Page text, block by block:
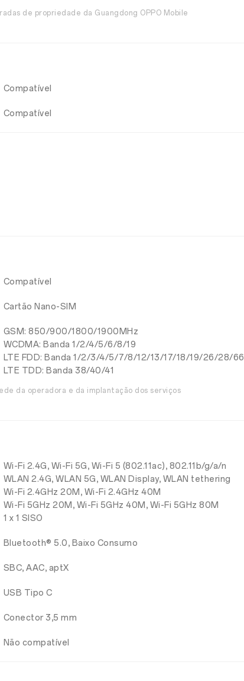
de propriedade da Guangdong OPPO Mobile
Compatível
Compatível
Compatível
Cartão Nano-SIM
GSM: 850/900/1800/1900MHz
WCDMA: Banda 1/2/4/5/6/8/19
LTE FDD: Banda 1/2/3/4/5/7/8/12/13/17/18/19/26/28/66
LTE TDD: Banda 38/40/41
da operadora e da implantação dos serviços
Wi-Fi 2.4G, Wi-Fi 5G, Wi-Fi 5 (802.11ac), 802.11b/g/a/n
WLAN 2.4G, WLAN 5G, WLAN Display, WLAN tethering
Wi-Fi 2.4GHz 20M, Wi-Fi 2.4GHz 40M
Wi-Fi 5GHz 20M, Wi-Fi 5GHz 40M, Wi-Fi 5GHz 80M
1 x 1 SISO
Bluetooth® 5.0, Baixo Consumo
SBC, AAC, aptX
USB Tipo C
Conector 3,5 mm
Não compatível